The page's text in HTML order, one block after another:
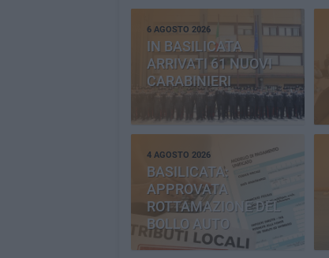
6 AGOSTO 2026
IN BASILICATA
ARRIVATI 61 NUOVI
CARABINIERI
4 AGOSTO 2026
BASILICATA:
APPROVATA
ROTTAMAZIONE DEL
BOLLO AUTO